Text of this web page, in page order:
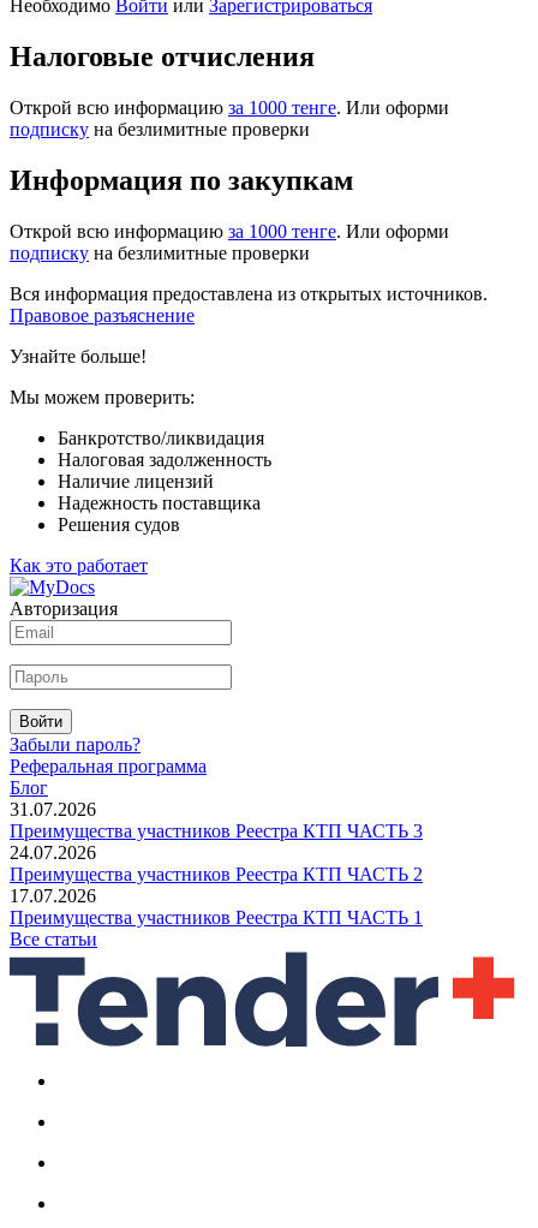
Необходимо Войти или Зарегистрироваться
Налоговые отчисления
Открой всю информацию за 1000 тенге. Или оформи
подписку на безлимитные проверки
Информация по закупкам
Открой всю информацию за 1000 тенге. Или оформи
подписку на безлимитные проверки
Вся информация предоставлена из открытых источников.
Правовое разъяснение
Узнайте больше!
Мы можем проверить:
Банкротство/ликвидация
Налоговая задолженность
Наличие лицензий
Надежность поставщика
Решения судов
Как это работает
Авторизация
Войти
Забыли пароль?
Реферальная программа
Блог
31.07.2026
Преимущества участников Реестра КТП ЧАСТЬ 3
24.07.2026
Преимущества участников Реестра КТП ЧАСТЬ 2
17.07.2026
Преимущества участников Реестра КТП ЧАСТЬ 1
Все статьи